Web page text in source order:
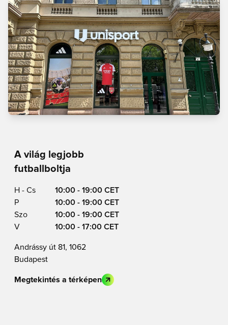
A világ legjobb
futballboltja
H - Cs
10:00 - 19:00 CET
P
10:00 - 19:00 CET
Szo
10:00 - 19:00 CET
V
10:00 - 17:00 CET
Andrássy út 81, 1062
Budapest
Megtekintés a térképen